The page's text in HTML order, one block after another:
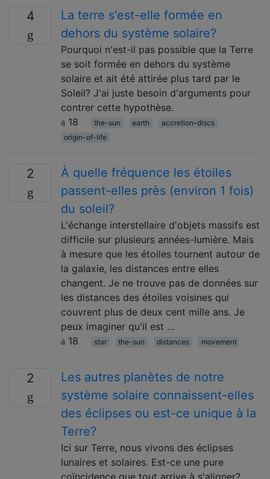
4
La terre s'est-elle formée en
dehors du système solaire?
Pourquoi n'est-il pas possible que la Terre
se soit formée en dehors du système
solaire et ait été attirée plus tard par le
Soleil? J'ai juste besoin d'arguments pour
contrer cette hypothèse.
18
the-sun earth
accretion-discs
origin-of-life
2
À quelle fréquence les étoiles
passent-elles près (environ 1 fois)
du soleil?
L'échange interstellaire d'objets massifs est
difficile sur plusieurs années-lumière. Mais
à mesure que les étoiles tournent autour de
la galaxie, les distances entre elles
changent. Je ne trouve pas de données sur
les distances des étoiles voisines qui
couvrent plus de deux cent mille ans. Je
peux imaginer qu'il est …
18
star the-sun distances movement
2
Les autres planètes de notre
système solaire connaissent-elles
des éclipses ou est-ce unique à la
Terre?
Ici sur Terre, nous vivons des éclipses
lunaires et solaires. Est-ce une pure
coïncidence que tout arrive à s'aligner?